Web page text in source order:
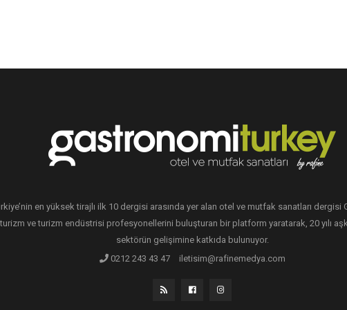
en yüksek tirajlı ilk 10 dergisi arasında yer alan otel ve mutfak sanatları dergisi
turizm ve turizm endüstrisi profesyonellerini buluşturan bir platform yaratarak, 20 yılı
sektörün gelişimine katkıda bulunuyor.
0212 243 43 47
iletisim@rafinemedya.com